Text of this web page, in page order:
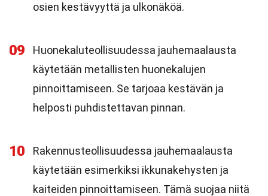
osien kestävyyttä ja ulkonäköä.
09
Huonekaluteollisuudessa jauhemaalausta
käytetään metallisten huonekalujen
pinnoittamiseen. Se tarjoaa kestävän ja
helposti puhdistettavan pinnan.
10
Rakennusteollisuudessa jauhemaalausta
käytetään esimerkiksi ikkunakehysten ja
kaiteiden pinnoittamiseen. Tämä suojaa niitä